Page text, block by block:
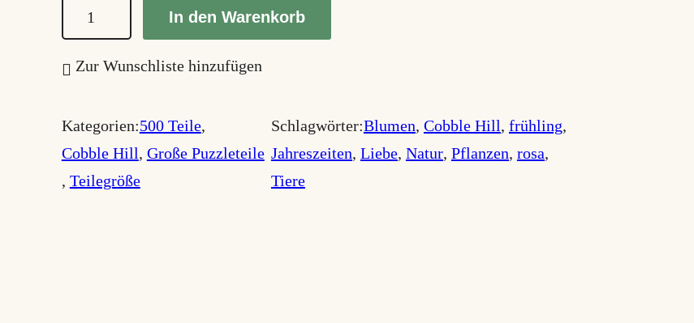
e
M
n
e
M
In den Warenkorb
Zur Wunschliste hinzufügen
Kategorien:500 Teile,
Cobble Hill, Große Puzzleteile
, Teilegröße
Schlagwörter:Blumen, Cobble Hill, frühling,
Jahreszeiten, Liebe, Natur, Pflanzen, rosa,
Tiere